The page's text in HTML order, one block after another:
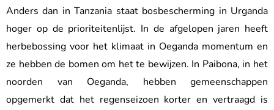
Anders dan in Tanzania staat bosbescherming in Urganda
hoger op de prioriteitenlijst. In de afgelopen jaren heeft
herbebossing voor het klimaat in Oeganda momentum en
ze hebben de bomen om het te bewijzen. In Paibona, in het
noorden van Oeganda, hebben gemeenschappen
opgemerkt dat het regenseizoen korter en vertraagd is